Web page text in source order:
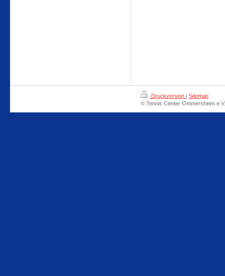
Druckversion | Sitemap
© Tennis Center Ommersheim e.V.